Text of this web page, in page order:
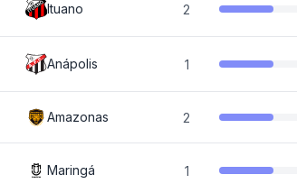
Ituano 2
Anápolis 1
Amazonas 2
Maringá 1